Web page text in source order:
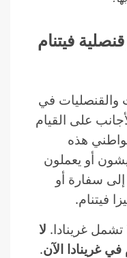
فيتنام
والقنصليات في
الأجانب على القيام
هذه
أو يعملون
إلى سفارة أو
فيتنام.
تشمل غرينادا. لا
غرينادا الآن.